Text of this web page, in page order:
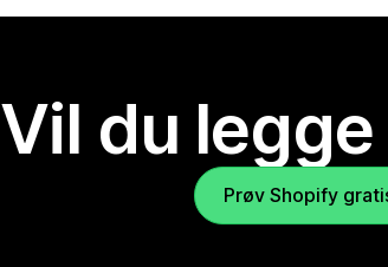
Vil du
Prøv Shopify